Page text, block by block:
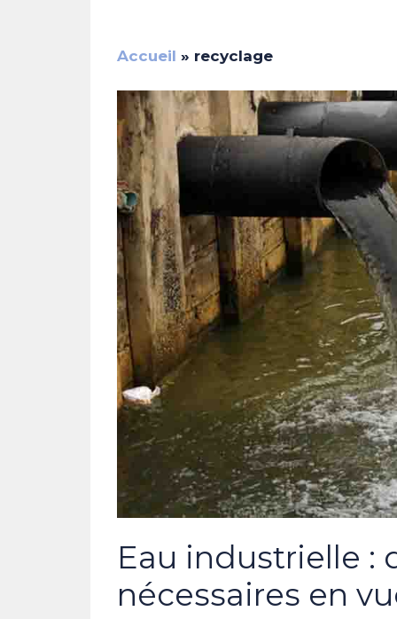
Accueil » recyclage
Eau industrielle :
nécessaires en